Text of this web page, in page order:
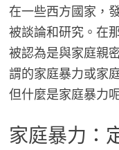
在一些西方國家，
被談論和研究。在
被認為是與家庭親
謂的家庭暴力或家
但什麼是家庭暴力
家庭暴力：